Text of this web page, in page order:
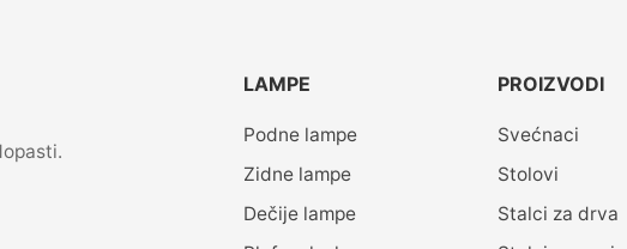
LAMPE
Podne lampe
Zidne lampe
Dečije lampe
PROIZVODI
Svećnaci
Stolovi
Stalci za drva